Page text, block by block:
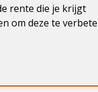
rente die je krijgt
om deze te